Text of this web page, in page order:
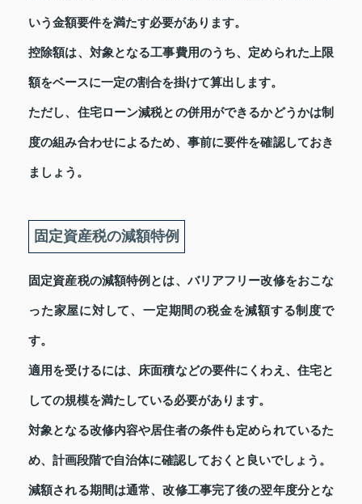
いう金額要件を満たす必要があります。
控除額は、対象となる工事費用のうち、定められた上限
額をベースに一定の割合を掛けて算出します。
ただし、住宅ローン減税との併用ができるかどうかは制
度の組み合わせによるため、事前に要件を確認しておき
ましょう。
固定資産税の減額特例
固定資産税の減額特例とは、バリアフリー改修をおこな
った家屋に対して、一定期間の税金を減額する制度で
す。
適用を受けるには、床面積などの要件にくわえ、住宅と
しての規模を満たしている必要があります。
対象となる改修内容や居住者の条件も定められているた
め、計画段階で自治体に確認しておくと良いでしょう。
減額される期間は通常、改修工事完了後の翌年度分とな